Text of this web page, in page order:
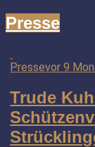
Presse
Pressevor 9
Trude